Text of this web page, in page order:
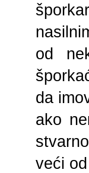
od
da
ako
veći